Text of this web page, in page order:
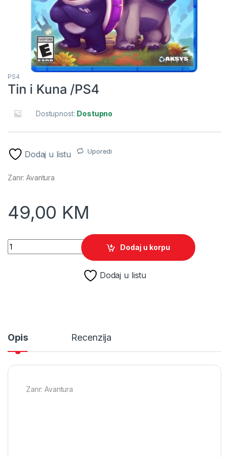
PS4
Tin i Kuna /PS4
Dostupnost: Dostupno
Dodaj u listu Uporedi
Zanr: Avantura
49,00 KM
Tin i Kuna /PS4 quantity
Dodaj u korpu
Dodaj u listu
Opis Recenzija
Zanr: Avantura